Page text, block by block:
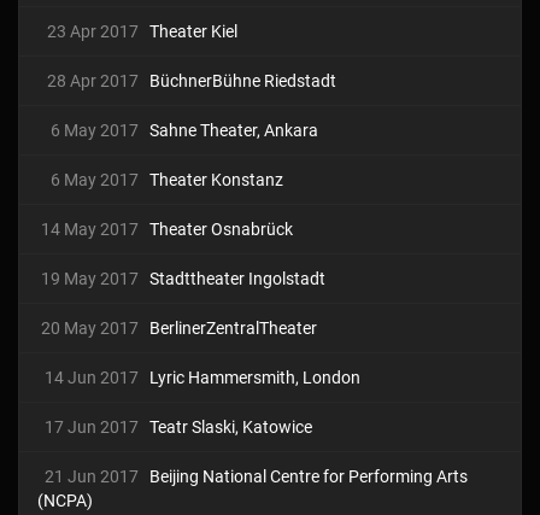
23 Apr 2017 Theater Kiel
28 Apr 2017 BüchnerBühne Riedstadt
6 May 2017 Sahne Theater, Ankara
6 May 2017 Theater Konstanz
14 May 2017 Theater Osnabrück
19 May 2017 Stadttheater Ingolstadt
20 May 2017 BerlinerZentralTheater
14 Jun 2017 Lyric Hammersmith, London
17 Jun 2017 Teatr Slaski, Katowice
21 Jun 2017
Beijing National Centre for Performing Arts
(NCPA)